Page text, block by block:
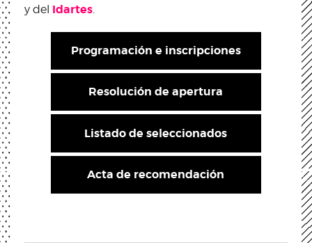
y del Idartes
Programación e inscripciones
Resolución de apertura
Listado de seleccionados
Acta de recomendación